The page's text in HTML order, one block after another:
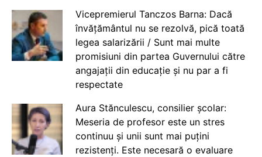
Vicepremierul Tanczos Barna: Dacă
învățământul nu se rezolvă, pică toată
legea salarizării / Sunt mai multe
promisiuni din partea Guvernului către
angajații din educație și nu par a fi
respectate
Aura Stănculescu, consilier școlar:
Meseria de profesor este un stres
continuu și unii sunt mai puțini
rezistenți. Este necesară o evaluare